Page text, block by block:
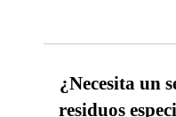
¿Necesita un
residuos